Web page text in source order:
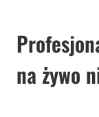
na żywo